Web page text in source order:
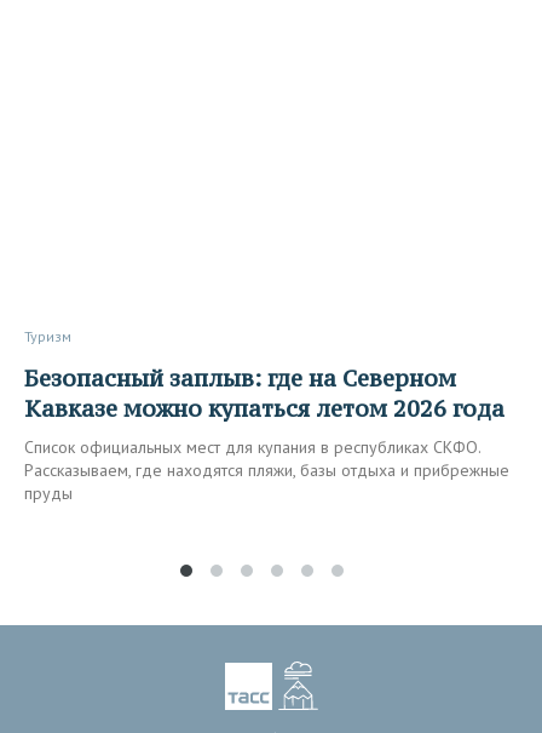
Туризм
Безопасный заплыв: где на Северном
Кавказе можно купаться летом 2026 года
Список официальных мест для купания в республиках СКФО.
Рассказываем, где находятся пляжи, базы отдыха и прибрежные
пруды